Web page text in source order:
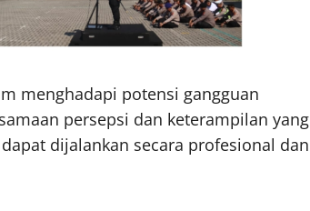
menghadapi potensi gangguan
persepsi dan keterampilan yang
dijalankan secara profesional dan